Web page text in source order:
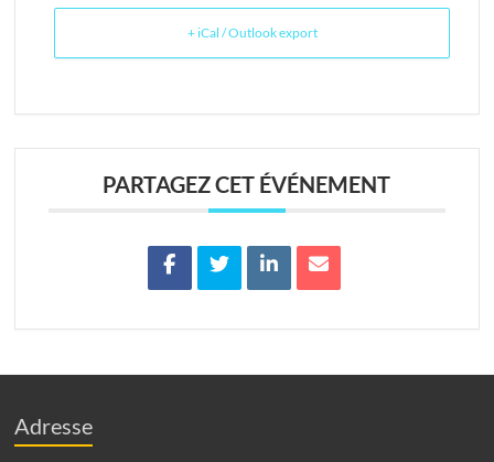
+ iCal / Outlook export
PARTAGEZ CET ÉVÉNEMENT
Adresse